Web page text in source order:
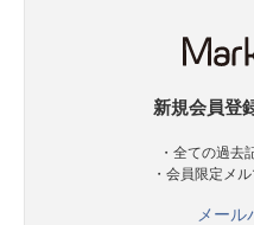
新規会員登
・全ての過去
・会員限定メ
メー